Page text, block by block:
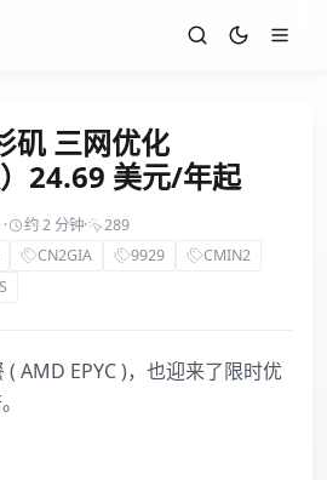
矶 三网优化
24.69 美元/年起
· 约 2 分钟·
289
CN2GIA 9929
CMIN2
AMD EPYC )，也迎来了限时优